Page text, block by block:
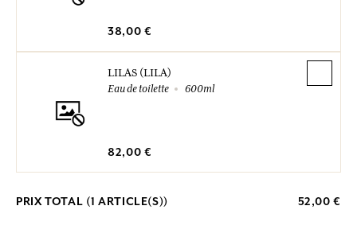
38,00 €
LILAS (LILA)
Eau de toilette
600ml
82,00 €
PRIX TOTAL (1 ARTICLE(S)) 52,00 €